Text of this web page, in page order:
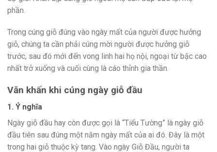
phần.
Trong cúng giỗ đúng vào ngày mất của người được hưởng
giỗ, chúng ta cần phải cúng mời người được hưởng giỗ
trước, sau đó mới đến vong linh hai họ nội, ngoại từ bậc cao
nhất trở xuống và cuối cùng là cáo thỉnh gia thần.
Văn khấn khi cúng ngày giỗ đầu
1. Ý nghĩa
Ngày giỗ đầu hay còn được gọi là “Tiểu Tường” là ngày giỗ
đầu tiên sau đúng một năm ngày mất của ai đó. Đây là một
trong hai giỗ thuộc kỳ tang. Vào ngày Giỗ Đầu, người ta